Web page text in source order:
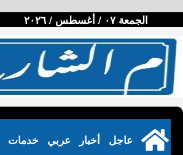
الجمعة ٠٧ / أغسطس / ٢٠٢٦
خدمات عربي أخبار عاجل